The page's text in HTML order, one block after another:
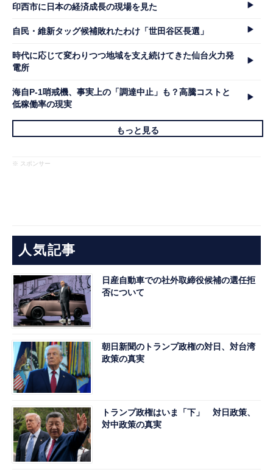
印西市に日本の経済成長の現場を見た
自民・維新タッグ候補敗れたわけ「世田谷区長選」
時代に応じて変わりつつ地域を支え続けてきた仙台火力発
電所
海自P-1哨戒機、事実上の「調達中止」も？高騰コストと
低稼働率の現実
もっと見る
※ スポンサー
人気記事
日産自動車での社外取締役候補の選任拒
否について
朝日新聞のトランプ政権の対日、対台湾
政策の真実
トランプ政権はいま「下」 対日政策、
対中政策の真実